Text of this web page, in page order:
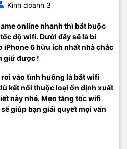
Kinh doanh 3
online nhanh thì bắt buộc
độ wifi. Dưới đây sẽ là bí
6 hữu ích nhất nhà chắc
giữ được !
vào tình huống là bắt wifi
kết nối thuộc loại ổn định xuất
này nhé. Mẹo tăng tốc wifi
giúp bạn giải quyết mọi vấn